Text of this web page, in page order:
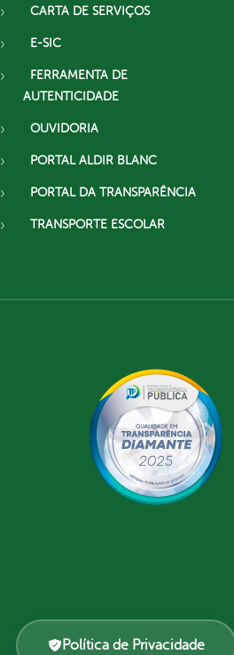
CARTA DE SERVIÇOS
E-SIC
FERRAMENTA DE
AUTENTICIDADE
OUVIDORIA
PORTAL ALDIR BLANC
PORTAL DA TRANSPARÊNCIA
TRANSPORTE ESCOLAR
Política de Privacidade